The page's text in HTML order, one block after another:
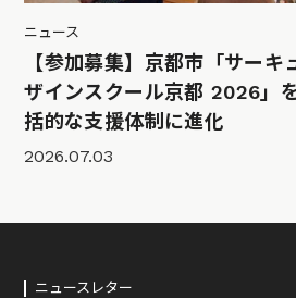
ニュース
【参加募集】京都市「サーキ
ザインスクール京都 2026」
括的な支援体制に進化
2026.07.03
ニュースレター